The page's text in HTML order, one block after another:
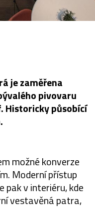
je zaměřena
pivovaru
Historicky působící
možné konverze
Moderní přístup
pak v interiéru, kde
vestavěná patra,